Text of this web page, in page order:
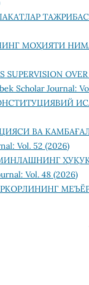
МОҲИЯТИ
SUPERVISION
Scholar Journal:
ВА
Vol. 52 (2026)
Vol. 48 (2026)